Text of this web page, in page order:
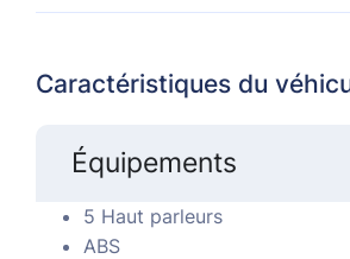
Caractéristiques du
Équipements
5 Haut parleurs
ABS